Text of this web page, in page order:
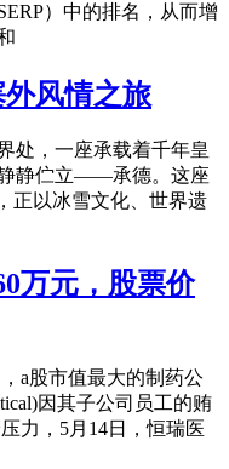
）中的排名，从而增
风情之旅
处，一座承载着千年皇
静伫立——承德。这座
正以冰雪文化、世界遗
万元，股票价
a股市值最大的制药公
因其子公司员工的贿
力，5月14日，恒瑞医